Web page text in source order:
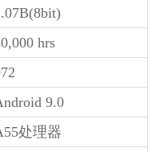
hrs
9.0
处理器